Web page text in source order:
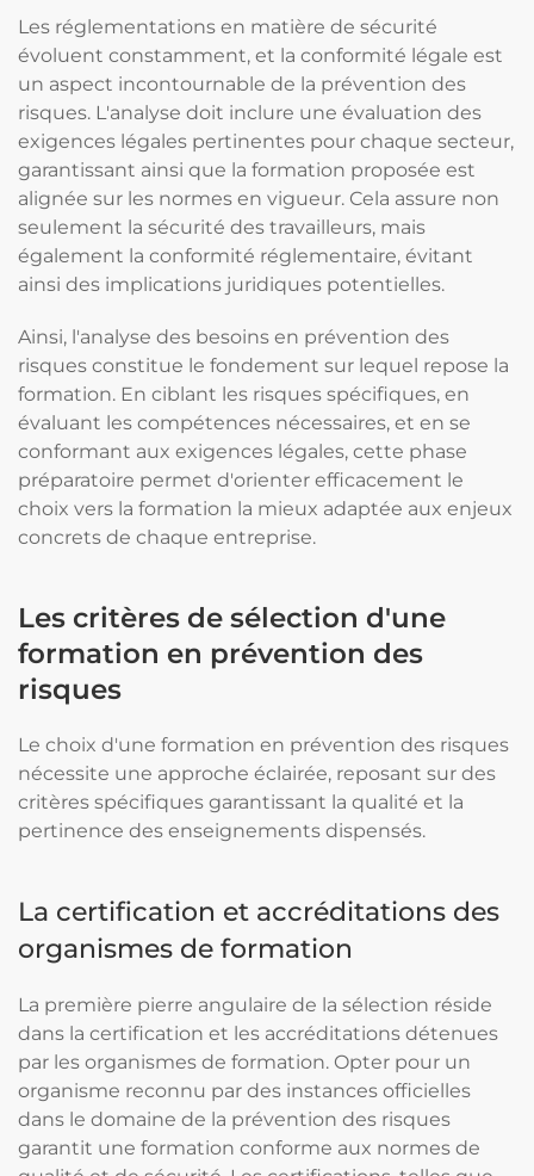
Les réglementations en matière de sécurité
évoluent constamment, et la conformité légale est
un aspect incontournable de la prévention des
risques. L'analyse doit inclure une évaluation des
exigences légales pertinentes pour chaque secteur,
garantissant ainsi que la formation proposée est
alignée sur les normes en vigueur. Cela assure non
seulement la sécurité des travailleurs, mais
également la conformité réglementaire, évitant
ainsi des implications juridiques potentielles.
Ainsi, l'analyse des besoins en prévention des
risques constitue le fondement sur lequel repose la
formation. En ciblant les risques spécifiques, en
évaluant les compétences nécessaires, et en se
conformant aux exigences légales, cette phase
préparatoire permet d'orienter efficacement le
choix vers la formation la mieux adaptée aux enjeux
concrets de chaque entreprise.
Les critères de sélection d'une
formation en prévention des
risques
Le choix d'une formation en prévention des risques
nécessite une approche éclairée, reposant sur des
critères spécifiques garantissant la qualité et la
pertinence des enseignements dispensés.
La certification et accréditations des
organismes de formation
La première pierre angulaire de la sélection réside
dans la certification et les accréditations détenues
par les organismes de formation. Opter pour un
organisme reconnu par des instances officielles
dans le domaine de la prévention des risques
garantit une formation conforme aux normes de